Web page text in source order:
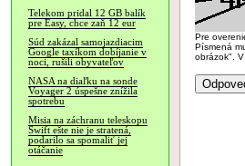
Telekom pridal 12 GB balík
pre Easy, chce zaň 12 eur
Súd zakázal samojazdiacim
Google taxíkom dobíjanie v
noci, rušili obyvateľov
NASA na diaľku na sonde
Voyager 2 úspešne znížila
spotrebu
Misia na záchranu teleskopu
Swift ešte nie je stratená,
podarilo sa spomaliť jej
otáčanie
Pre
Písmená
obrázok".